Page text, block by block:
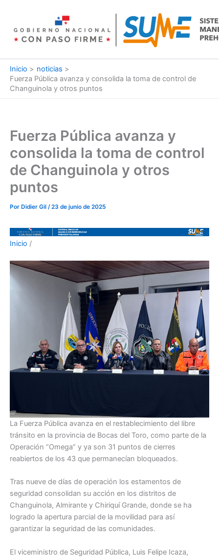
contenido
Inicio
noticias
Fuerza Pública avanza y consolida la toma de control de
Changuinola y otros puntos
Fuerza Pública avanza y
consolida la toma de control
de Changuinola y otros
puntos
Por Didier Gil /23 de junio de 2025
Inicio /
La Fuerza Pública avanza en el restablecimiento del libre
tránsito en la provincia de Bocas del Toro, como parte de la
Operación “Omega” y ya son 31 puntos de cierres
reabiertos de los 43 que permanecían bloqueados.
Tras nueve de días de operación los estamentos de
seguridad consolidan su acción en los distritos de
Changuinola, Almirante y Chiriquí Grande, donde se ha
logrado la apertura parcial de la movilidad para así
garantizar la seguridad de las comunidades.
El viceministro de Seguridad Pública, Luis Felipe Icaza,